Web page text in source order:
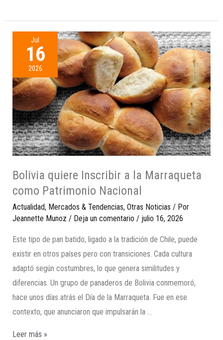
Jul
16
2026
Bolivia quiere Inscribir a la Marraqueta
como Patrimonio Nacional
Actualidad, Mercados & Tendencias, Otras Noticias / Por
Jeannette Munoz / Deja un comentario / julio 16, 2026
Este tipo de pan batido, ligado a la tradición de Chile, puede
existir en otros países pero con transiciones. Cada cultura
adaptó según costumbres, lo que genera similitudes y
diferencias. Un grupo de panaderos de Bolivia conmemoró,
hace unos días atrás el Día de la Marraqueta. Fue en ese
contexto, que anunciaron que impulsarán la …
Leer más »